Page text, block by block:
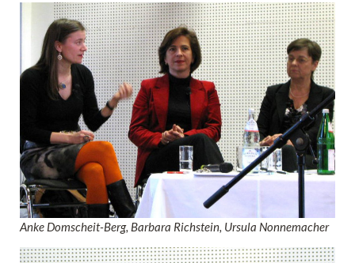
Anke Domscheit-Berg, Barbara Richstein, Ursula Nonnemacher